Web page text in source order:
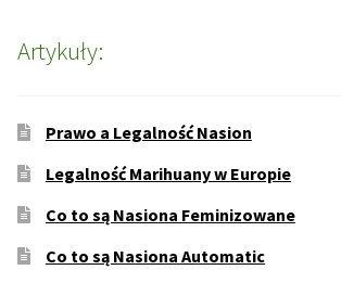
Artykuły:
Prawo a Legalność Nasion
Legalność Marihuany w Europie
Co to są Nasiona Feminizowane
Co to są Nasiona Automatic